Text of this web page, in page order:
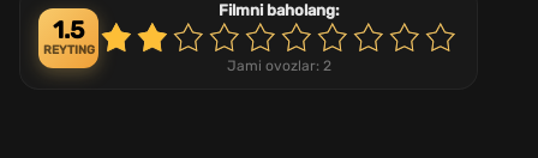
1.5
REYTING
Filmni baholang:
Jami ovozlar: 2